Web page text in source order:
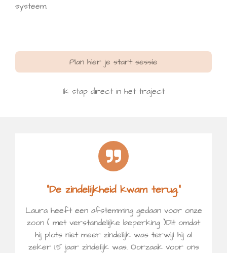
systeem.
Plan hier je start sessie
Ik stap direct in het traject
“De zindelijkheid kwam terug.”
Laura heeft een afstemming gedaan voor onze
zoon ( met verstandelijke beperking )Dit omdat
hij plots niet meer zindelijk was terwijl hij al
zeker 1.5 jaar zindelijk was. Oorzaak voor ons